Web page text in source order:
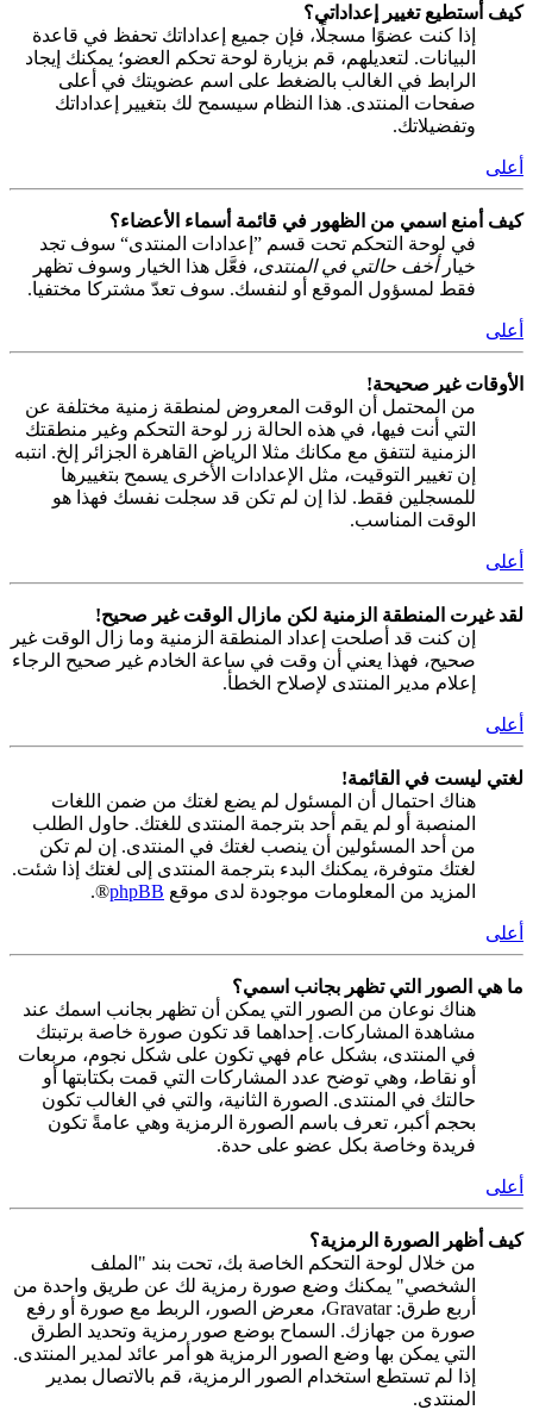
كيف أستطيع تغيير إعداداتي؟
إذا كنت عضوًا مسجلًا، فإن جميع إعداداتك تحفظ في قاعدة
البيانات. لتعديلهم، قم بزيارة لوحة تحكم العضو؛ يمكنك إيجاد
الرابط في الغالب بالضغط على اسم عضويتك في أعلى
صفحات المنتدى. هذا النظام سيسمح لك بتغيير إعداداتك
وتفضيلاتك.
أعلى
كيف أمنع اسمي من الظهور في قائمة أسماء الأعضاء؟
في لوحة التحكم تحت قسم ”إعدادات المنتدى“ سوف تجد
خيارأخف حالتي في المنتدى، فعَّل هذا الخيار وسوف تظهر
فقط لمسؤول الموقع أو لنفسك. سوف تعدّ مشتركا مختفيا.
أعلى
الأوقات غير صحيحة!
من المحتمل أن الوقت المعروض لمنطقة زمنية مختلفة عن
التي أنت فيها، في هذه الحالة زر لوحة التحكم وغير منطقتك
الزمنية لتتفق مع مكانك مثلا الرياض القاهرة الجزائر إلخ. انتبه
إن تغيير التوقيت، مثل الإعدادات الأخرى يسمح بتغييرها
للمسجلين فقط. لذا إن لم تكن قد سجلت نفسك فهذا هو
الوقت المناسب.
أعلى
لقد غيرت المنطقة الزمنية لكن مازال الوقت غير صحيح!
إن كنت قد أصلحت إعداد المنطقة الزمنية وما زال الوقت غير
صحيح، فهذا يعني أن وقت في ساعة الخادم غير صحيح الرجاء
إعلام مدير المنتدى لإصلاح الخطأ.
أعلى
لغتي ليست في القائمة!
هناك احتمال أن المسئول لم يضع لغتك من ضمن اللغات
المنصبة أو لم يقم أحد بترجمة المنتدى للغتك. حاول الطلب
من أحد المسئولين أن ينصب لغتك في المنتدى. إن لم تكن
لغتك متوفرة، يمكنك البدء بترجمة المنتدى إلى لغتك إذا شئت.
المزيد من المعلومات موجودة لدى موقع phpBB
®.
أعلى
ما هي الصور التي تظهر بجانب اسمي؟
هناك نوعان من الصور التي يمكن أن تظهر بجانب اسمك عند
مشاهدة المشاركات. إحداهما قد تكون صورة خاصة برتبتك
في المنتدى، بشكل عام فهي تكون على شكل نجوم، مربعات
أو نقاط، وهي توضح عدد المشاركات التي قمت بكتابتها أو
حالتك في المنتدى. الصورة الثانية، والتي في الغالب تكون
بحجم أكبر، تعرف باسم الصورة الرمزية وهي عامةً تكون
فريدة وخاصة بكل عضو على حدة.
أعلى
كيف أظهر الصورة الرمزية؟
من خلال لوحة التحكم الخاصة بك، تحت بند "الملف
الشخصي" يمكنك وضع صورة رمزية لك عن طريق واحدة من
أربع طرق: Gravatar، معرض الصور، الربط مع صورة أو رفع
صورة من جهازك. السماح بوضع صور رمزية وتحديد الطرق
التي يمكن بها وضع الصور الرمزية هو أمر عائد لمدير المنتدى.
إذا لم تستطع استخدام الصور الرمزية، قم بالاتصال بمدير
المنتدى.